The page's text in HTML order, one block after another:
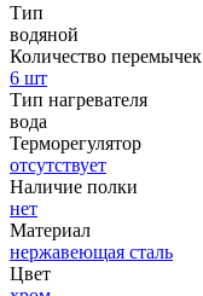
Тип
водяной
Количество перемычек
6 шт
Тип нагревателя
вода
Терморегулятор
отсутствует
Наличие полки
нет
Материал
нержавеющая сталь
Цвет